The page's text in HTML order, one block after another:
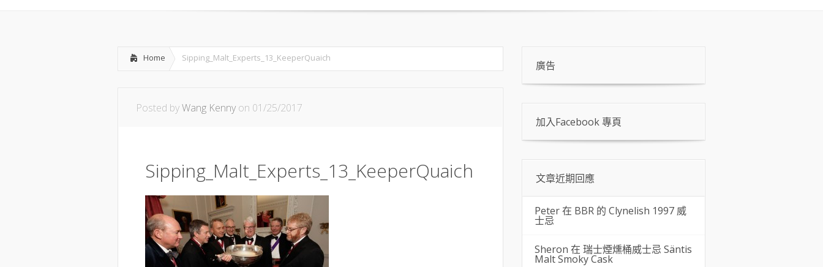
Home Sipping_Malt_Experts_13_KeeperQuaich
Posted byWang Kennyon 01/25/2017
Sipping_Malt_Experts_13_KeeperQuaich
廣告
加入Facebook 專頁
文章近期回應
Peter 在 BBR 的 Clynelish 1997 威
士忌
Sheron 在 瑞士煙燻桶威士忌 Säntis
Malt Smoky Cask